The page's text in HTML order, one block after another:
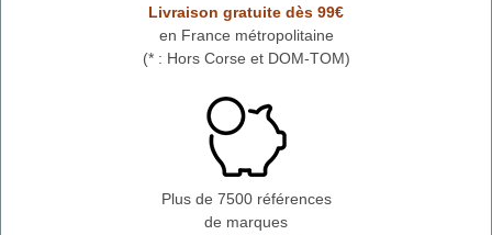
Livraison gratuite dès 99€
en France métropolitaine
(* : Hors Corse et DOM-TOM)
Plus de 7500 références
de marques